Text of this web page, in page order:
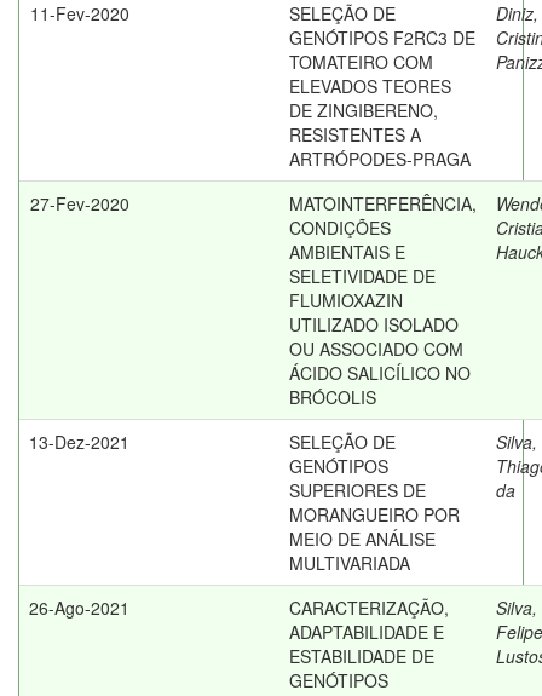
11-Fev-2020
SELEÇÃO DE
GENÓTIPOS F2RC3 DE
TOMATEIRO COM
ELEVADOS TEORES
DE ZINGIBERENO,
RESISTENTES A
ARTRÓPODES-PRAGA
27-Fev-2020
MATOINTERFERÊNCIA,
CONDIÇÕES
AMBIENTAIS E
SELETIVIDADE DE
FLUMIOXAZIN
UTILIZADO ISOLADO
OU ASSOCIADO COM
ÁCIDO SALICÍLICO NO
BRÓCOLIS
13-Dez-2021
SELEÇÃO DE
GENÓTIPOS
SUPERIORES DE
MORANGUEIRO POR
MEIO DE ANÁLISE
MULTIVARIADA
Silva,
da
26-Ago-2021
CARACTERIZAÇÃO,
ADAPTABILIDADE E
ESTABILIDADE DE
GENÓTIPOS
Felipe